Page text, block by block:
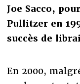
Joe Sacco,
Pullitzer en
succès de
En 2000,